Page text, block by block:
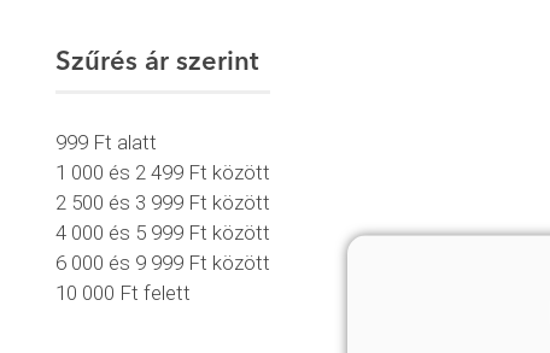
Szűrés ár szerint
999 Ft alatt
1 000 és 2 499 Ft között
2 500 és 3 999 Ft között
4 000 és 5 999 Ft között
6 000 és 9 999 Ft között
10 000 Ft felett